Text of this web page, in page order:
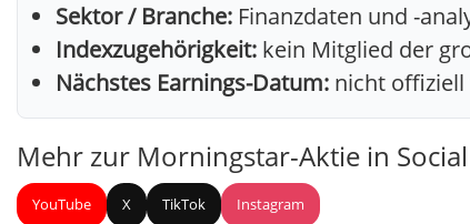
Sektor / Branche: Finanzdaten und -
Indexzugehörigkeit: kein Mitglied der
Nächstes Earnings-Datum: nicht
Mehr zur Morningstar-Aktie in
YouTube X TikTok Instagram